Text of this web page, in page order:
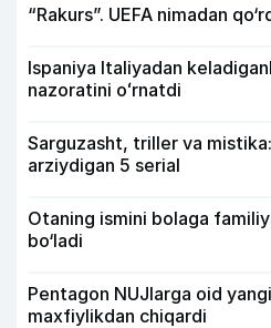
“Rakurs”. UEFA nimadan
Ispaniya Italiyadan
nazoratini oʻrnatdi
Sarguzasht, triller va
arziydigan 5 serial
Otaning ismini bolaga
bo‘ladi
Pentagon NUJlarga oid
maxfiylikdan chiqardi